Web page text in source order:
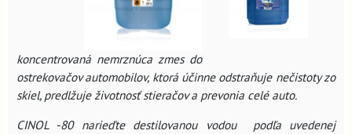
koncentrovaná nemrznúca zmes do
ostrekovačov automobilov, ktorá účinne odstraňuje nečistoty zo
skiel, predlžuje životnosť stieračov a prevonia celé auto.
CINOL -80 narieďte destilovanou vodou podľa uvedenej